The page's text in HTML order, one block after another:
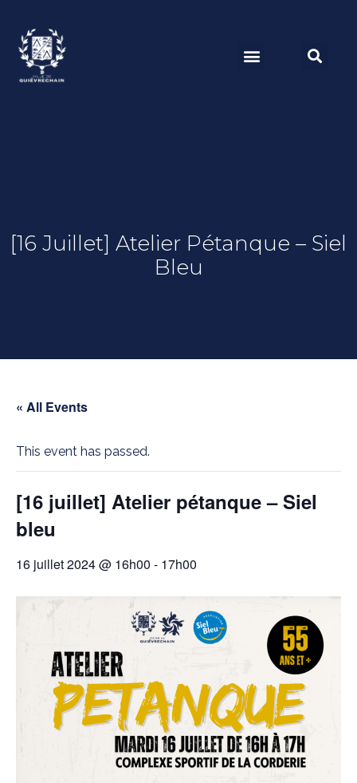
[16 Juillet] Atelier Pétanque – Siel
Bleu
« All Events
This event has passed.
[16 juillet] Atelier pétanque – Siel
bleu
16 juillet 2024 @ 16h00 - 17h00